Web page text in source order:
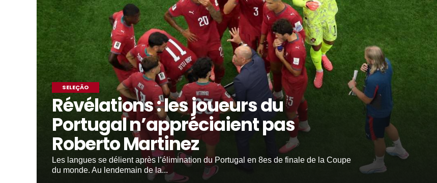
SELEÇÃO
Révélations : les joueurs du
Portugal n’appréciaient pas
Roberto Martinez
Les langues se délient après l’élimination du Portugal en 8es de finale de la Coupe
du monde. Au lendemain de la...